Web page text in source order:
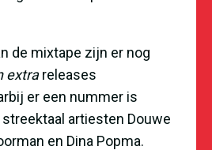
de mixtape zijn er nog
extrareleases
er een nummer is
artiesten Douwe
en Dina Popma.